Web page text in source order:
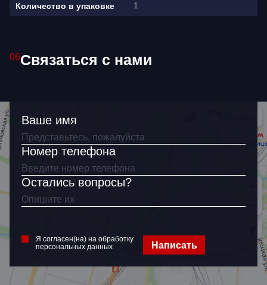
Количество в упаковке 1
06Связаться с нами
Ваше имя
Номер телефона
Остались вопросы?
Я согласен(на) на обработку
персональных данных
Написать
Я согласен(на) на обработку
персональных данных